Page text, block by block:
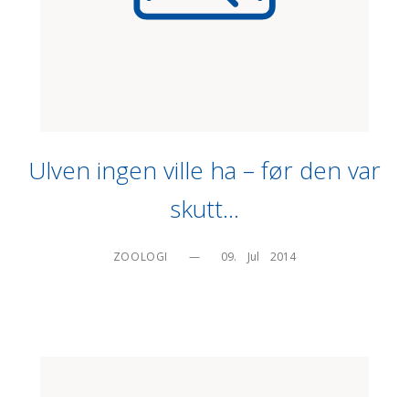
Ulven ingen ville ha – før den var
skutt…
ZOOLOGI — 09.    Jul    2014